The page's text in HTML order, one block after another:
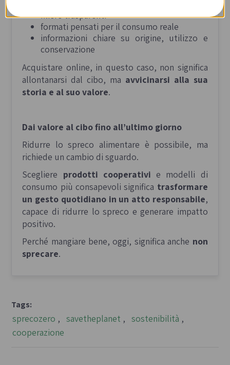
filiere trasparenti
formati pensati per il consumo reale
informazioni chiare su origine, utilizzo e
conservazione
Acquistare online, in questo caso, non significa
allontanarsi dal cibo, ma avvicinarsi alla sua
storia e al suo valore.
Dai valore al cibo fino all’ultimo giorno
Ridurre lo spreco alimentare è possibile, ma
richiede un cambio di sguardo.
Scegliere prodotti cooperativi e modelli di
consumo più consapevoli significa trasformare
un gesto quotidiano in un atto responsabile,
capace di ridurre lo spreco e generare impatto
positivo.
Perché mangiare bene, oggi, significa anche non
sprecare.
Tags:
sprecozero , savetheplanet , sostenibilità ,
cooperazione